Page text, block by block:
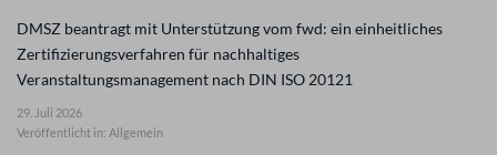
DMSZ beantragt mit Unterstützung vom fwd: ein einheitliches
Zertifizierungsverfahren für nachhaltiges
Veranstaltungsmanagement nach DIN ISO 20121
29. Juli 2026
Veröffentlicht in: Allgemein